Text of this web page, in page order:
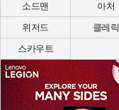
소드맨
아처
위저드
클레릭
스카우트